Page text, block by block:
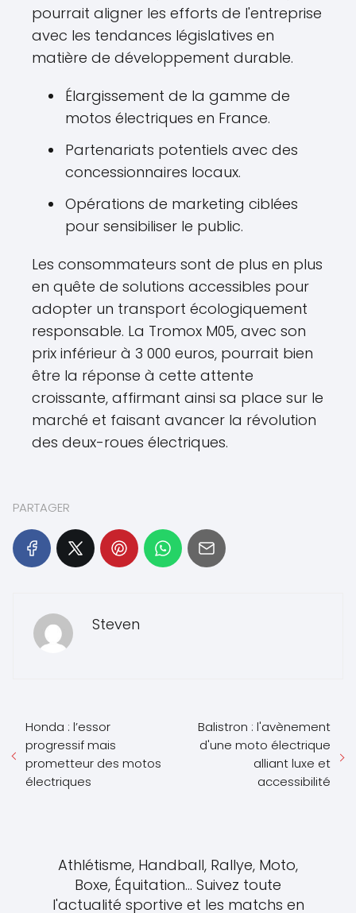
pourrait aligner les efforts de l'entreprise
avec les tendances législatives en
matière de développement durable.
Élargissement de la gamme de
motos électriques en France.
Partenariats potentiels avec des
concessionnaires locaux.
Opérations de marketing ciblées
pour sensibiliser le public.
Les consommateurs sont de plus en plus
en quête de solutions accessibles pour
adopter un transport écologiquement
responsable. La Tromox M05, avec son
prix inférieur à 3 000 euros, pourrait bien
être la réponse à cette attente
croissante, affirmant ainsi sa place sur le
marché et faisant avancer la révolution
des deux-roues électriques.
PARTAGER
Steven
Honda : l’essor
progressif mais
prometteur des motos
électriques
Balistron : l'avènement
d'une moto électrique
alliant luxe et
accessibilité
Athlétisme, Handball, Rallye, Moto,
Boxe, Équitation... Suivez toute
l'actualité sportive et les matchs en